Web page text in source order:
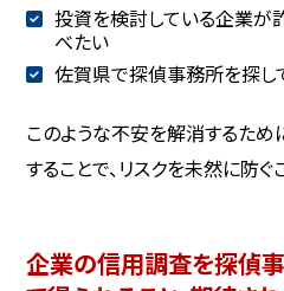
投資を検討している企業が
べたい
佐賀県で探偵事務所を探し
このような不安を解消するた
することで、リスクを未然に防ぐ
企業の信用調査を探偵